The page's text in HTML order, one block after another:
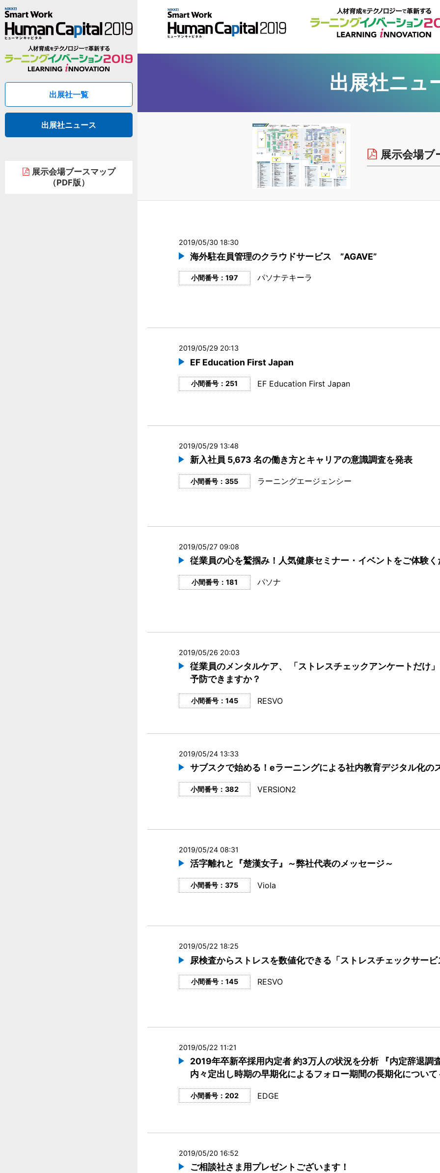
出展社一覧
出展社ニュース
展示会場ブースマップ
（PDF版）
出展社ニュ
展示会場ブ
2019/05/30 18:30
海外駐在員管理のクラウドサービス ”AGAVE”
小間番号：197 パソナテキーラ
2019/05/29 20:13
EF Education First Japan
小間番号：251 EF Education First Japan
2019/05/29 13:48
新入社員 5,673 名の働き方とキャリアの意識調査を発表
小間番号：355 ラーニングエージェンシー
2019/05/27 09:08
従業員の心を鷲掴み！人気健康セミナー・イベントをご体験く
小間番号：181 パソナ
2019/05/26 20:03
従業員のメンタルケア、 「ストレスチェックアンケートだけ
予防できますか？
小間番号：145 RESVO
2019/05/24 13:33
サブスクで始める！eラーニングによる社内教育デジタル化の
小間番号：382 VERSION2
2019/05/24 08:31
活字離れと『楚漢女子』～弊社代表のメッセージ～
小間番号：375 Viola
2019/05/22 18:25
尿検査からストレスを数値化できる「ストレスチェックサービ
小間番号：145 RESVO
2019/05/22 11:21
2019年卒新卒採用内定者 約3万人の状況を分析 『内定辞退調
内々定出し時期の早期化によるフォロー期間の長期化について
小間番号：202 EDGE
2019/05/20 16:52
ご相談社さま用プレゼントございます！